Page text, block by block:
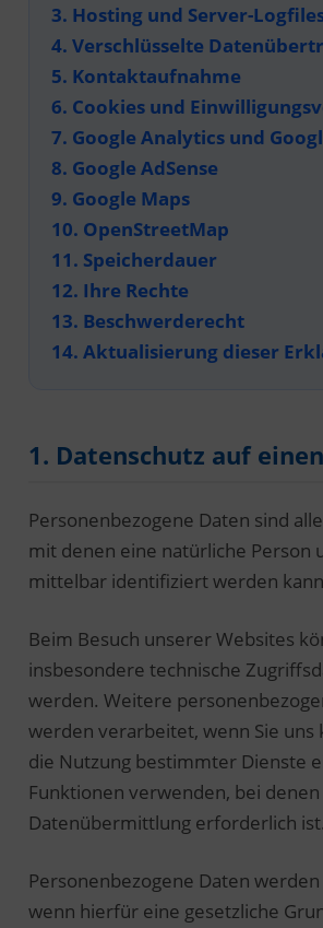
3. Hosting und Server-
4. Verschlüsselte
5. Kontaktaufnahme
6. Cookies und
7. Google Analytics und
8. Google AdSense
9. Google Maps
10. OpenStreetMap
11. Speicherdauer
12. Ihre Rechte
13. Beschwerderecht
14. Aktualisierung dieser
1. Datenschutz auf
Personenbezogene Daten sind
mit denen eine natürliche Person
mittelbar identifiziert werden
Beim Besuch unserer Websites
insbesondere technische
werden. Weitere
werden verarbeitet, wenn Sie uns
die Nutzung bestimmter Dienste
Funktionen verwenden, bei
Datenübermittlung erforderlich ist.
Personenbezogene Daten
wenn hierfür eine gesetzliche